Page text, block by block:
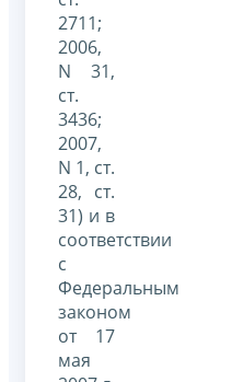
2711;
2006,
N 31,
ст.
3436;
2007,
N 1, ст.
28, ст.
31) и в
соответствии
с
Федеральным
законом
от 17
мая